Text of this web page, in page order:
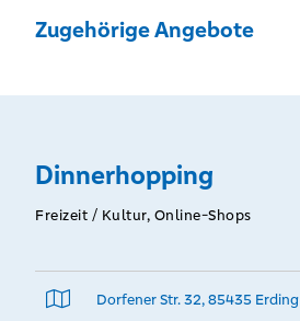
Zugehörige Angebote
Dinnerhopping
Freizeit / Kultur, Online-Shops
Dorfener Str. 32, 85435 Erding